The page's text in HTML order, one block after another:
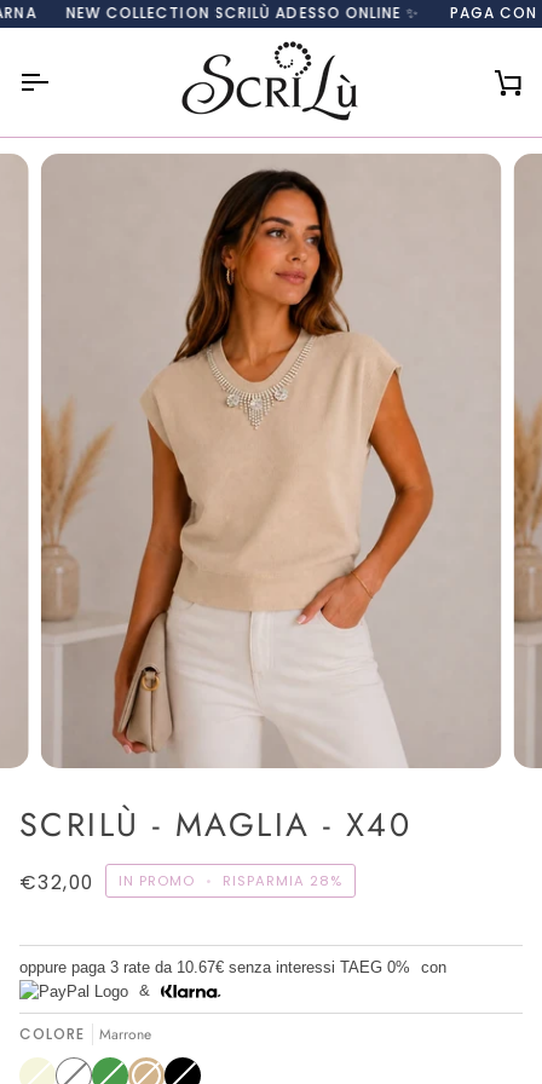
Salta
al
NEW COLLECTION SCRILÙ ADESSO ONLINE ✨ PAGA CON
SCRILÙ - MAGLIA - X40
€32,00 IN PROMO • RISPARMIA 28%
oppure paga 3 rate da 10.67€ senza interessi TAEG 0%
con
&
COLORE Marrone
Beige
VarianteBianco
VarianteVerde
VarianteMarrone
VarianteNero
Variante